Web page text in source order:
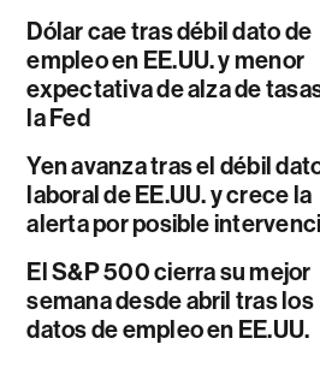
Dólar cae tras débil dato de
empleo en EE.UU. y menor
expectativa de alza de
la Fed
Yen avanza tras el débil
laboral de EE.UU. y crece la
alerta por posible
El S&P 500 cierra su mejor
semana desde abril tras los
datos de empleo en EE.UU.